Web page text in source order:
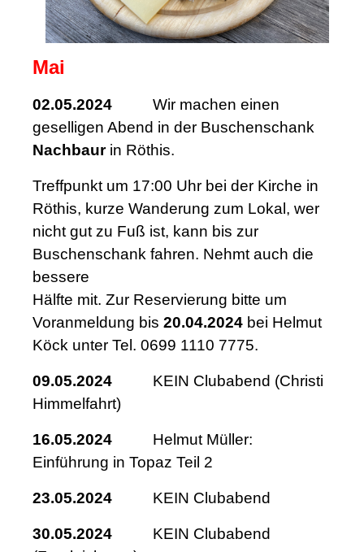
Mai
02.05.2024 Wir machen einen
geselligen Abend in der Buschenschank
Nachbaurin Röthis.
Treffpunkt um 17:00 Uhr bei der Kirche in
Röthis, kurze Wanderung zum Lokal, wer
nicht gut zu Fuß ist, kann bis zur
Buschenschank fahren. Nehmt auch die
bessere
Hälfte mit. Zur Reservierung bitte um
Voranmeldung bis 20.04.2024 bei Helmut
Köck unter Tel. 0699 1110 7775.
09.05.2024 KEIN Clubabend (Christi
Himmelfahrt)
16.05.2024 Helmut Müller:
Einführung in Topaz Teil 2
23.05.2024 KEIN Clubabend
30.05.2024
KEIN Clubabend